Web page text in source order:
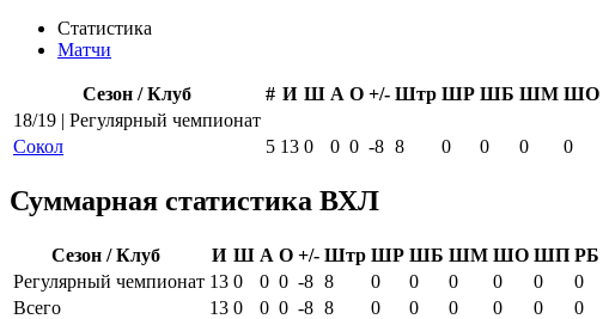
Статистика
Матчи
Сезон / Клуб # И Ш А О +/- Штр ШР ШБ ШМ ШО
18/19 | Регулярный чемпионат
Сокол
5 13 0 0 0 -8 8 0 0 0 0
Суммарная статистика ВХЛ
Сезон / Клуб И Ш А О +/- Штр ШР ШБ ШМ ШО ШП РБ
Регулярный чемпионат 13 0 0 0 -8 8 0 0 0 0 0 0
Всего
13 0 0 0 -8 8 0 0 0 0 0 0